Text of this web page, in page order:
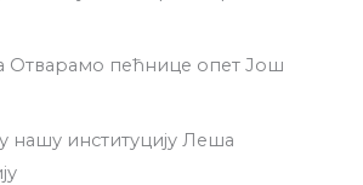
Отварамо пећнице опет Још
институцију Леша